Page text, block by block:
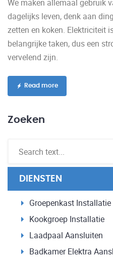
We maken allemaal gebruik
dagelijks leven, denk aan
zetten en koken. Elektriciteit
belangrijke taken, dus een
vervelend zijn.
Read more
Zoeken
DIENSTEN
Groepenkast Installatie
Kookgroep Installatie
Laadpaal Aansluiten
Badkamer Elektra